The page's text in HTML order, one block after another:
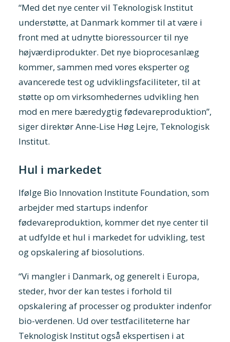
“Med det nye center vil Teknologisk Institut
understøtte, at Danmark kommer til at være i
front med at udnytte bioressourcer til nye
højværdiprodukter. Det nye bioprocesanlæg
kommer, sammen med vores eksperter og
avancerede test og udviklingsfaciliteter, til at
støtte op om virksomhedernes udvikling hen
mod en mere bæredygtig fødevareproduktion”,
siger direktør Anne-Lise Høg Lejre, Teknologisk
Institut.
Hul i markedet
Ifølge Bio Innovation Institute Foundation, som
arbejder med startups indenfor
fødevareproduktion, kommer det nye center til
at udfylde et hul i markedet for udvikling, test
og opskalering af biosolutions.
“Vi mangler i Danmark, og generelt i Europa,
steder, hvor der kan testes i forhold til
opskalering af processer og produkter indenfor
bio-verdenen. Ud over testfaciliteterne har
Teknologisk Institut også ekspertisen i at